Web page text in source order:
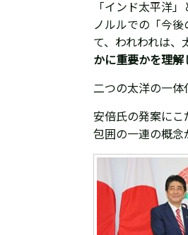
「インド太平洋
ノルルでの 「今後
て、われわれは、
かに重要かを理解
二つの太洋の一体
安倍氏の発案に
包囲の一連の概念